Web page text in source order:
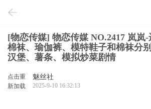
[物恋传媒] 物恋传媒 NO.2417 岚岚-
棉袜、瑜伽裤、模特鞋子和棉袜分别
汉堡、薯条、模拟炒菜剧情
点击重
新加载
魅丝社
2025-9-10 16:32:13